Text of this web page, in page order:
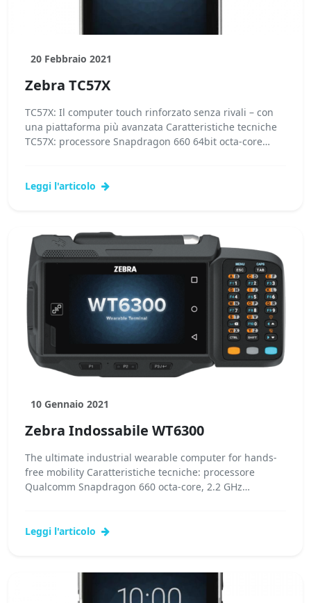
20 Febbraio 2021
Zebra TC57X
TC57X: Il computer touch rinforzato senza rivali – con
una piattaforma più avanzata Caratteristiche tecniche
TC57X: processore Snapdragon 660 64bit octa-core
Leggi l'articolo
10 Gennaio 2021
Zebra Indossabile WT6300
The ultimate industrial wearable computer for hands-
free mobility Caratteristiche tecniche: processore
Qualcomm Snapdragon 660 octa-core, 2.2 GHz
Leggi l'articolo